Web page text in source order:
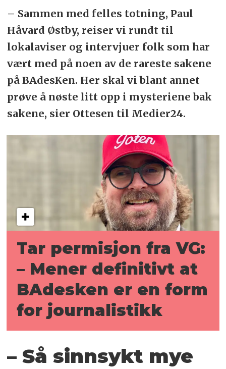
– Sammen med felles totning, Paul
Håvard Østby, reiser vi rundt til
lokalaviser og intervjuer folk som har
vært med på noen av de rareste sakene
på BAdesKen. Her skal vi blant annet
prøve å nøste litt opp i mysteriene bak
sakene, sier Ottesen til Medier24.
Tar permisjon fra VG:
– Mener definitivt at
BAdesken er en form
for journalistikk
– Så sinnsykt mye